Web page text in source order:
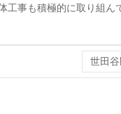
事も積極的に取り組ん
世田